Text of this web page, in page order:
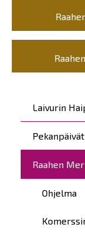
Päävalikko
Laivurin
Pekanpäivät
Raahen
Ohjelma